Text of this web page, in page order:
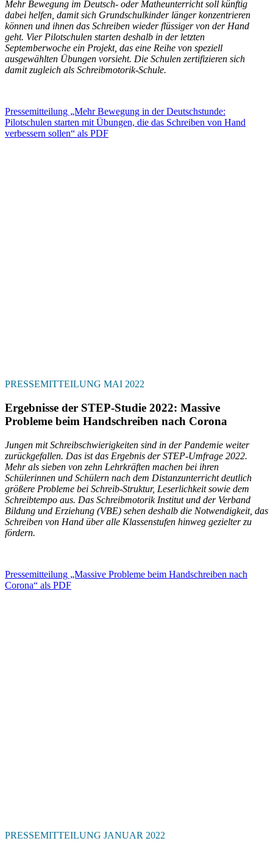
Mehr Bewegung im Deutsch- oder Matheunterricht soll künftig
dabei helfen, damit sich Grundschulkinder länger konzentrieren
können und ihnen das Schreiben wieder flüssiger von der Hand
geht. Vier Pilotschulen starten deshalb in der letzten
Septemberwoche ein Projekt, das eine Reihe von speziell
ausgewählten Übungen vorsieht. Die Schulen zertifizieren sich
damit zugleich als Schreibmotorik-Schule.
Pressemitteilung „Mehr Bewegung in der Deutschstunde:
Pilotschulen starten mit Übungen, die das Schreiben von Hand
verbessern sollen“ als PDF
PRESSEMITTEILUNG MAI 2022
Ergebnisse der STEP-Studie 2022: Massive
Probleme beim Handschreiben nach Corona
Jungen mit Schreibschwierigkeiten sind in der Pandemie weiter
zurückgefallen. Das ist das Ergebnis der STEP-Umfrage 2022.
Mehr als sieben von zehn Lehrkräften machen bei ihren
Schülerinnen und Schülern nach dem Distanzunterricht deutlich
größere Probleme bei Schreib-Struktur, Leserlichkeit sowie dem
Schreibtempo aus. Das Schreibmotorik Institut und der Verband
Bildung und Erziehung (VBE) sehen deshalb die Notwendigkeit, das
Schreiben von Hand über alle Klassenstufen hinweg gezielter zu
fördern.
Pressemitteilung „Massive Probleme beim Handschreiben nach
Corona“ als PDF
PRESSEMITTEILUNG JANUAR 2022